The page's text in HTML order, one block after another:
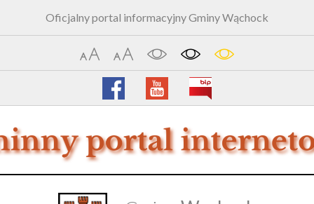
Oficjalny portal informacyjny Gminy Wąchock